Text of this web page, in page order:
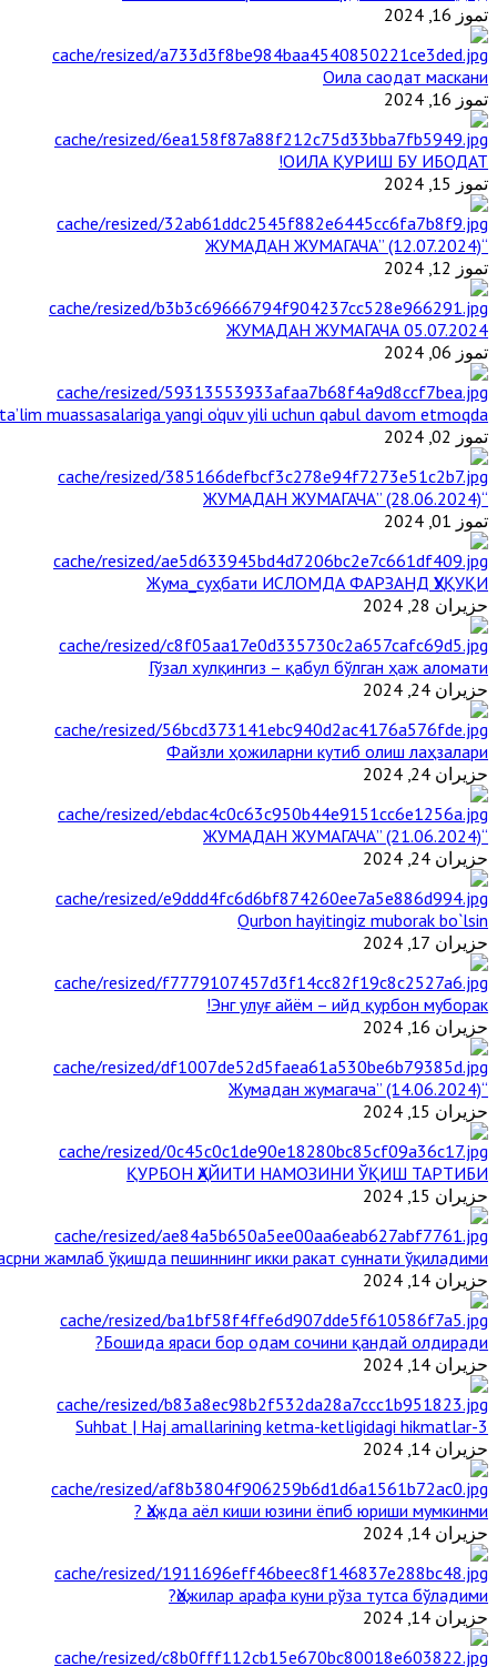
تموز 16, 2024
Оила саодат маскани
تموز 16, 2024
ОИЛА ҚУРИШ БУ ИБОДАТ!
تموز 15, 2024
“ЖУМАДАН ЖУМАГАЧА” (12.07.2024)
تموز 12, 2024
ЖУМАДАН ЖУМАГАЧА 05.07.2024
تموز 06, 2024
muassasalariga yangi o‘quv yili uchun qabul davom etmoqda
تموز 02, 2024
“ЖУМАДАН ЖУМАГАЧА” (28.06.2024)
تموز 01, 2024
Жума_суҳбати ИСЛОМДА ФАРЗАНД ҲУҚУҚИ
حزيران 28, 2024
Гўзал хулқингиз – қабул бўлган ҳаж аломати
حزيران 24, 2024
Файзли ҳожиларни кутиб олиш лаҳзалари
حزيران 24, 2024
“ЖУМАДАН ЖУМАГАЧА” (21.06.2024)
حزيران 24, 2024
Qurbon hayitingiz muborak bo`lsin
حزيران 17, 2024
Энг улуғ айём – ийд қурбон муборак!
حزيران 16, 2024
“Жумадан жумагача” (14.06.2024)
حزيران 15, 2024
ҚУРБОН ҲАЙИТИ НАМОЗИНИ ЎҚИШ ТАРТИБИ
حزيران 15, 2024
жамлаб ўқишда пешиннинг икки ракат суннати ўқиладими?
حزيران 14, 2024
Бошида яраси бор одам сочини қандай олдиради?
حزيران 14, 2024
3-Suhbat | Haj amallarining ketma-ketligidagi hikmatlar
حزيران 14, 2024
Ҳажда аёл киши юзини ёпиб юриши мумкинми ?
حزيران 14, 2024
Ҳожилар арафа куни рўза тутса бўладими?
حزيران 14, 2024